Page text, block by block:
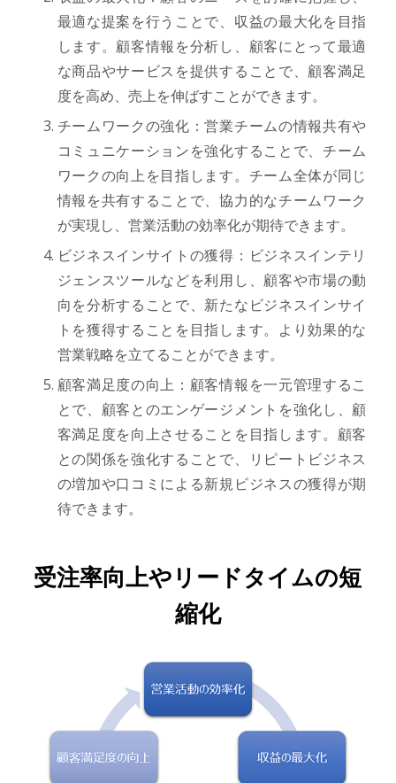
最適な提案を行うことで、収益の最大化を目指
します。顧客情報を分析し、顧客にとって最適
な商品やサービスを提供することで、顧客満足
度を高め、売上を伸ばすことができます。
チームワークの強化：営業チームの情報共有や
コミュニケーションを強化することで、チーム
ワークの向上を目指します。チーム全体が同じ
情報を共有することで、協力的なチームワーク
が実現し、営業活動の効率化が期待できます。
ビジネスインサイトの獲得：ビジネスインテリ
ジェンスツールなどを利用し、顧客や市場の動
向を分析することで、新たなビジネスインサイ
トを獲得することを目指します。より効果的な
営業戦略を立てることができます。
顧客満足度の向上：顧客情報を一元管理するこ
とで、顧客とのエンゲージメントを強化し、顧
客満足度を向上させることを目指します。顧客
との関係を強化することで、リピートビジネス
の増加や口コミによる新規ビジネスの獲得が期
待できます。
受注率向上やリードタイムの短
縮化